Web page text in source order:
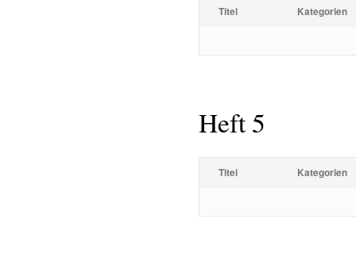
Titel Kategorien
Heft 5
Titel Kategorien